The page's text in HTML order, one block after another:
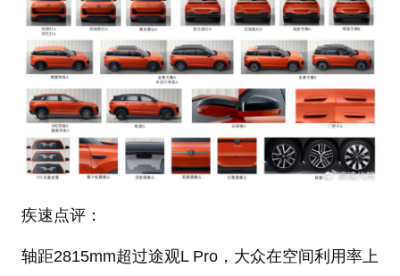
疾速点评：
轴距2815mm超过途观L Pro，大众在空间利用率上